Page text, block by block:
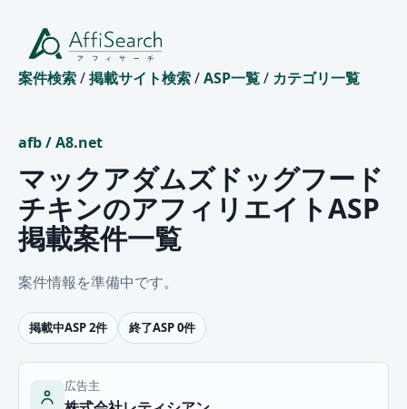
案件検索/掲載サイト検索/ASP一覧/ カテゴリ一覧
afb/A8.net
マックアダムズドッグフード
チキンのアフィリエイトASP
掲載案件一覧
案件情報を準備中です。
掲載中ASP 2件 終了ASP 0件
広告主